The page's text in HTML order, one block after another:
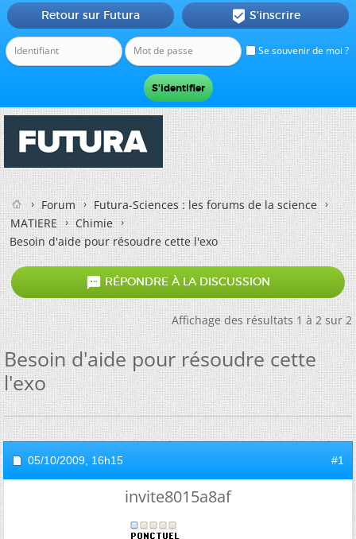
Se souvenir de moi ?
Retour sur Futura  S'inscrire
Forum
Futura-Sciences : les forums de la science
MATIERE
Chimie
Besoin d'aide pour résoudre cette l'exo
 RÉPONDRE À LA DISCUSSION
Affichage des résultats 1 à 2 sur 2
Besoin d'aide pour résoudre cette
l'exo
05/10/2009, 16h15 #1
invite8015a8af